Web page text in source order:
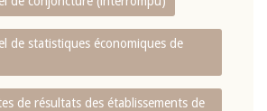
de statistiques économiques de
de résultats des établissements de